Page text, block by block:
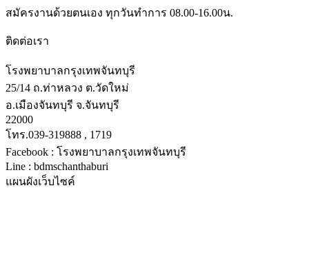
สมัครงานด้วยตนเอง ทุกวันทำการ 08.00-16.00น.
ติดต่อเรา
โรงพยาบาลกรุงเทพจันทบุรี
25/14 ถ.ท่าหลวง ต.วัดใหม่
อ.เมืองจันทบุรี จ.จันทบุรี
22000
โทร.039-319888 , 1719
Facebook : โรงพยาบาลกรุงเทพจันทบุรี
Line : bdmschanthaburi
แผนผังเว็บไซค์